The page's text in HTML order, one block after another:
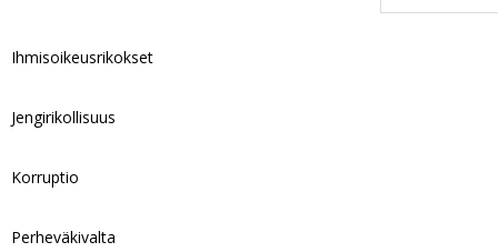
Ihmisoikeusrikokset
Jengirikollisuus
Korruptio
Perheväkivalta